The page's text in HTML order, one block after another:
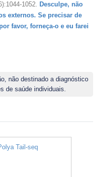
1052. Desculpe, não
externos. Se precisar de
favor, forneça-o e eu farei
não destinado a diagnóstico
de saúde individuais.